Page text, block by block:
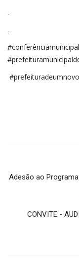
.
.
Adesão ao
CONVITE -